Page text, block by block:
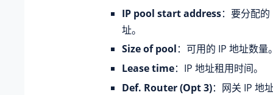
IP pool start address：要分配
址。
Size of pool：可用的 IP 地址数量
Lease time：IP 地址租用时间。
Def. Router (Opt 3)：网关 IP 地